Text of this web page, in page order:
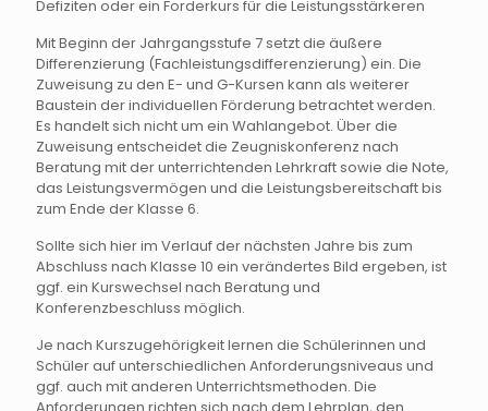
Defiziten oder ein Forderkurs für die Leistungsstärkeren
Mit Beginn der Jahrgangsstufe 7 setzt die äußere
Differenzierung (Fachleistungsdifferenzierung) ein. Die
Zuweisung zu den E- und G-Kursen kann als weiterer
Baustein der individuellen Förderung betrachtet werden.
Es handelt sich nicht um ein Wahlangebot. Über die
Zuweisung entscheidet die Zeugniskonferenz nach
Beratung mit der unterrichtenden Lehrkraft sowie die Note,
das Leistungsvermögen und die Leistungsbereitschaft bis
zum Ende der Klasse 6.
Sollte sich hier im Verlauf der nächsten Jahre bis zum
Abschluss nach Klasse 10 ein verändertes Bild ergeben, ist
ggf. ein Kurswechsel nach Beratung und
Konferenzbeschluss möglich.
Je nach Kurszugehörigkeit lernen die Schülerinnen und
Schüler auf unterschiedlichen Anforderungsniveaus und
ggf. auch mit anderen Unterrichtsmethoden. Die